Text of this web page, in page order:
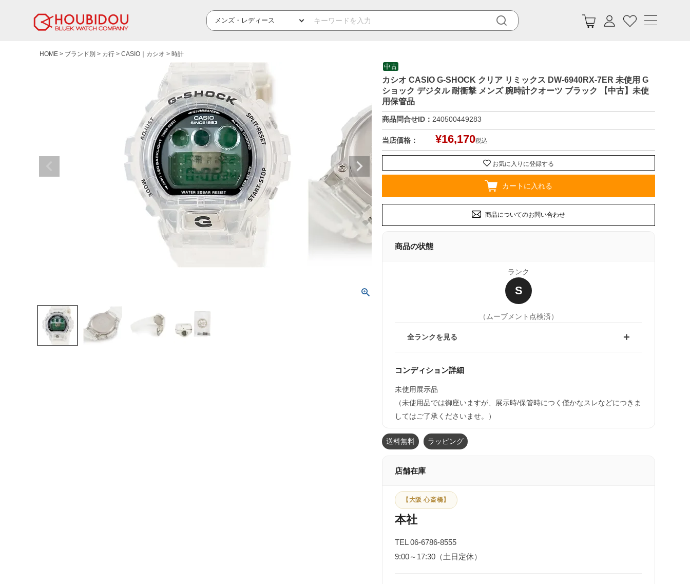
HOME ブランド別 カ行 CASIO｜カシオ 時計
中古
カシオ CASIO G-SHOCK クリア リミックス DW-6940RX-7ER 未使用 G
ショック デジタル 耐衝撃 メンズ 腕時計クオーツ ブラック 【中古】未使
用保管品
商品問合せID： 240500449283
当店価格： ¥16,170税込
お気に入りに登録する
カートに入れる
商品についてのお問い合わせ
商品の状態
ランク
S
（ムーブメント点検済）
全ランクを見る
コンディション詳細
未使用展示品
（未使用品では御座いますが、展示時/保管時につく僅かなスレなどにつきま
してはご了承くださいませ。）
送料無料 ラッピング
店舗在庫
【大阪 心斎橋】
本社
TEL 06-6786-8555
9:00～17:30（土日定休）